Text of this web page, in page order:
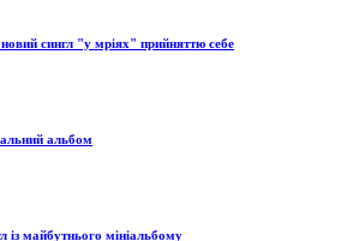
сингл "у мріях" прийняттю себе
альбом
із майбутнього мініальбому